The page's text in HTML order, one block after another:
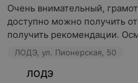
Очень внимательный,
доступно можно получить
получить рекомендации.
ЛОДЭ, ул. Пионерская, 50
ЛОДЭ